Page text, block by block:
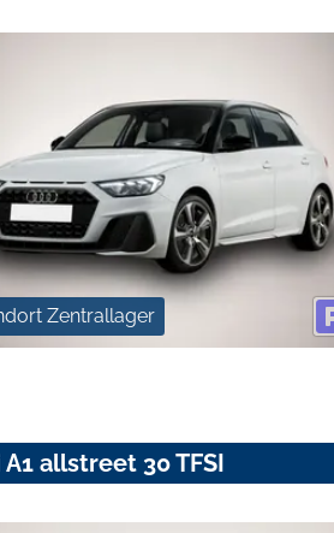
Zentrallager
allstreet 30 TFSI